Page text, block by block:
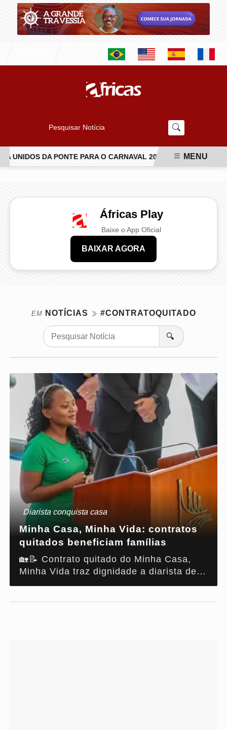
Pesquisar Notícia
UNIDOS DA PONTE PARA O CARNAVAL 2027 JIU-JÍTSU
MENU
Áfricas Play
Baixe o App Oficial
BAIXAR AGORA
EM NOTÍCIAS #CONTRATOQUITADO
🔍
Diarista conquista casa
Minha Casa, Minha Vida: contratos
quitados beneficiam famílias
🏡📝 Contrato quitado do Minha Casa,
Minha Vida traz dignidade a diarista de
Abaetetuba (PA). Entenda como isso é